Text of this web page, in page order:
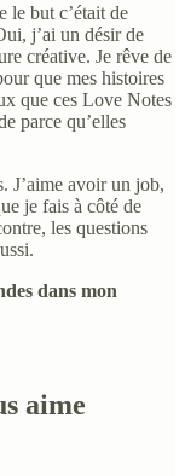
le but c’était de
j’ai un désir de
créative. Je rêve de
que mes histoires
que ces Love Notes
parce qu’elles
J’aime avoir un job,
je fais à côté de
les questions
dans mon
aime